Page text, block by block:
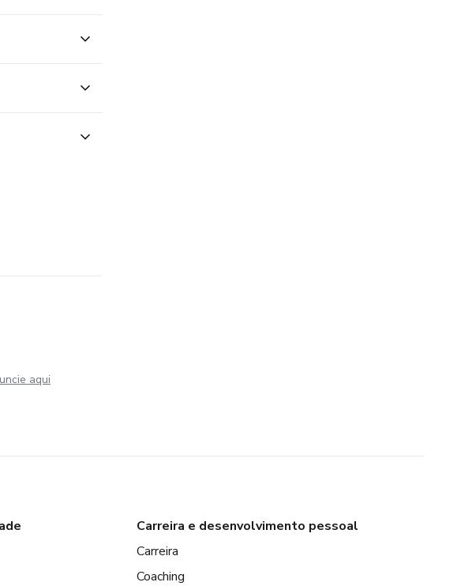
aqui
Carreira e desenvolvimento pessoal
Carreira
Coaching